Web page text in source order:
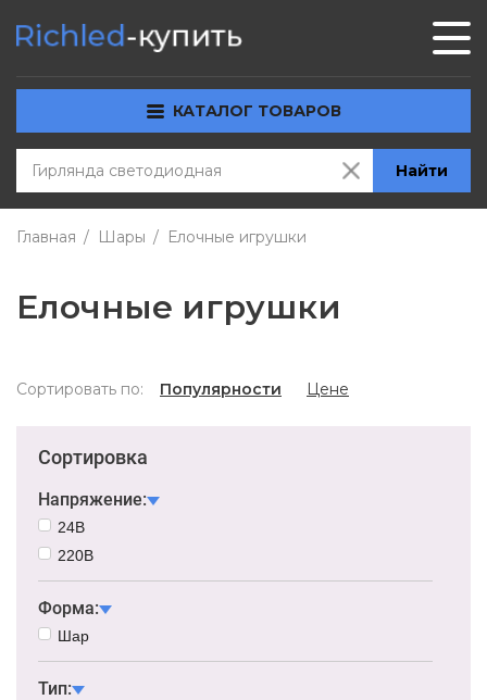
КАТАЛОГ ТОВАРОВ
Найти
Главная Шары Елочные игрушки
Елочные игрушки
Сортировать по: Популярности Цене
Сортировка
Напряжение:
24В
220В
Форма:
Шар
Тип: